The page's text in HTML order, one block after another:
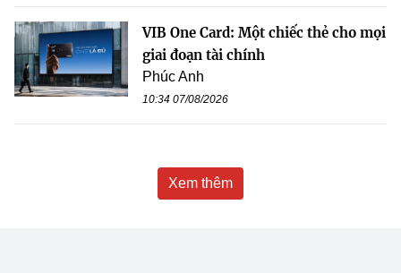
VIB One Card: Một chiếc thẻ cho mọi
giai đoạn tài chính
Phúc Anh
10:34 07/08/2026
Xem thêm